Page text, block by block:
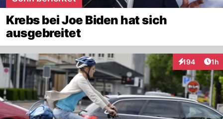
Krebs bei Joe Biden hat sich
ausgebreitet
194
Interaktionen
1h